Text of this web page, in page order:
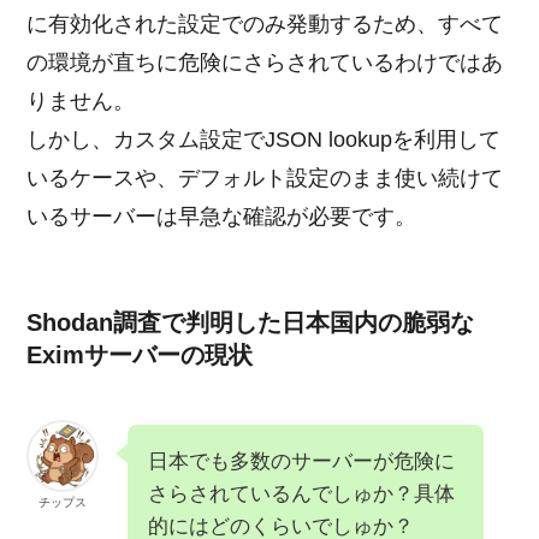
に有効化された設定でのみ発動するため、すべて
の環境が直ちに危険にさらされているわけではあ
りません。
しかし、カスタム設定でJSON lookupを利用して
いるケースや、デフォルト設定のまま使い続けて
いるサーバーは早急な確認が必要です。
Shodan調査で判明した日本国内の脆弱な
Eximサーバーの現状
チップス
日本でも多数のサーバーが危険に
さらされているんでしゅか？具体
的にはどのくらいでしゅか？